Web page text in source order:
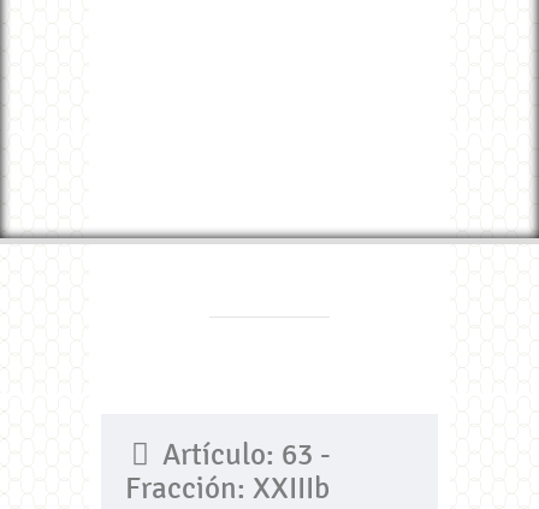
Artículo: 63 -
Fracción: XXIIIb